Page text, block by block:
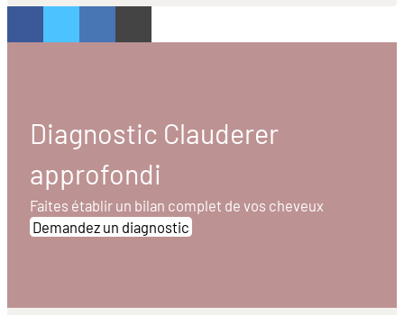
Diagnostic Clauderer
approfondi
Faites établir un bilan complet de vos cheveux
Demandez un diagnostic